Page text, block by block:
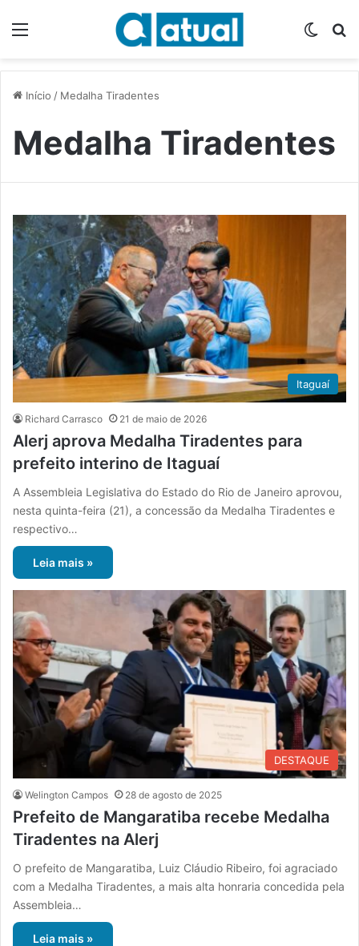
Início / Medalha Tiradentes
Medalha Tiradentes
Itaguaí
Richard Carrasco 21 de maio de 2026
Alerj aprova Medalha Tiradentes para
prefeito interino de Itaguaí
A Assembleia Legislativa do Estado do Rio de Janeiro aprovou,
nesta quinta-feira (21), a concessão da Medalha Tiradentes e
respectivo…
Leia mais »
DESTAQUE
Welington Campos 28 de agosto de 2025
Prefeito de Mangaratiba recebe Medalha
Tiradentes na Alerj
O prefeito de Mangaratiba, Luiz Cláudio Ribeiro, foi agraciado
com a Medalha Tiradentes, a mais alta honraria concedida pela
Assembleia…
Leia mais »